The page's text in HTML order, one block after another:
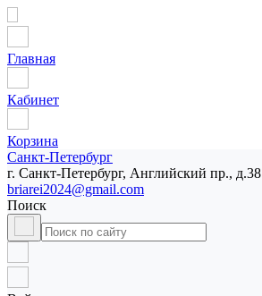
Главная
Кабинет
Корзина
Санкт-Петербург
г. Санкт-Петербург, Английский пр., д.38
briarei2024@gmail.com
Поиск